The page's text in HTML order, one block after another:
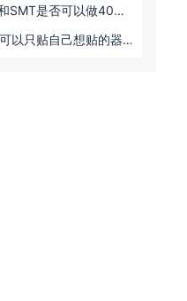
PCB和SMT是否可以做40片呢？
SMT可以只贴自己想贴的器件